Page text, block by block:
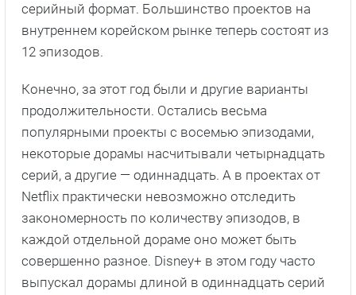
серийный формат. Большинство проектов на
внутреннем корейском рынке теперь состоят из
12 эпизодов.
Конечно, за этот год были и другие варианты
продолжительности. Остались весьма
популярными проекты с восемью эпизодами,
некоторые дорамы насчитывали четырнадцать
серий, а другие — одиннадцать. А в проектах от
Netflix практически невозможно отследить
закономерность по количеству эпизодов, в
каждой отдельной дораме оно может быть
совершенно разное. Disney+ в этом году часто
выпускал дорамы длиной в одиннадцать серий